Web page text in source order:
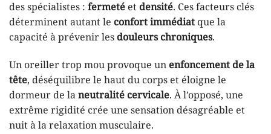
des spécialistes : fermetéetdensité. Ces facteurs clés
déterminent autant le confort immédiatque la
capacité à prévenir lesdouleurs chroniques.
Un oreiller trop mou provoque unenfoncement de la
tête, déséquilibre le haut du corps et éloigne le
dormeur de laneutralité cervicale. À l’opposé, une
extrême rigidité crée une sensation désagréable et
nuit à la relaxation musculaire.